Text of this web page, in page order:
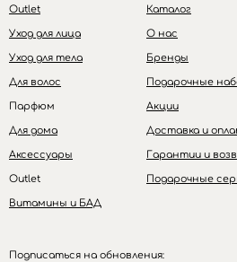
Outlet
Уход для лица
Уход для тела
Для волос
Парфюм
Для дома
Аксессуары
Outlet
Витамины и БАД
Каталог
О нас
Бренды
Подарочные
Акции
Доставка и
Гарантии и
Подарочные
Подписаться на обновления: